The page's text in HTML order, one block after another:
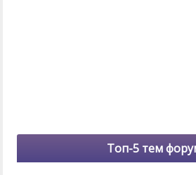
Топ-5 тем